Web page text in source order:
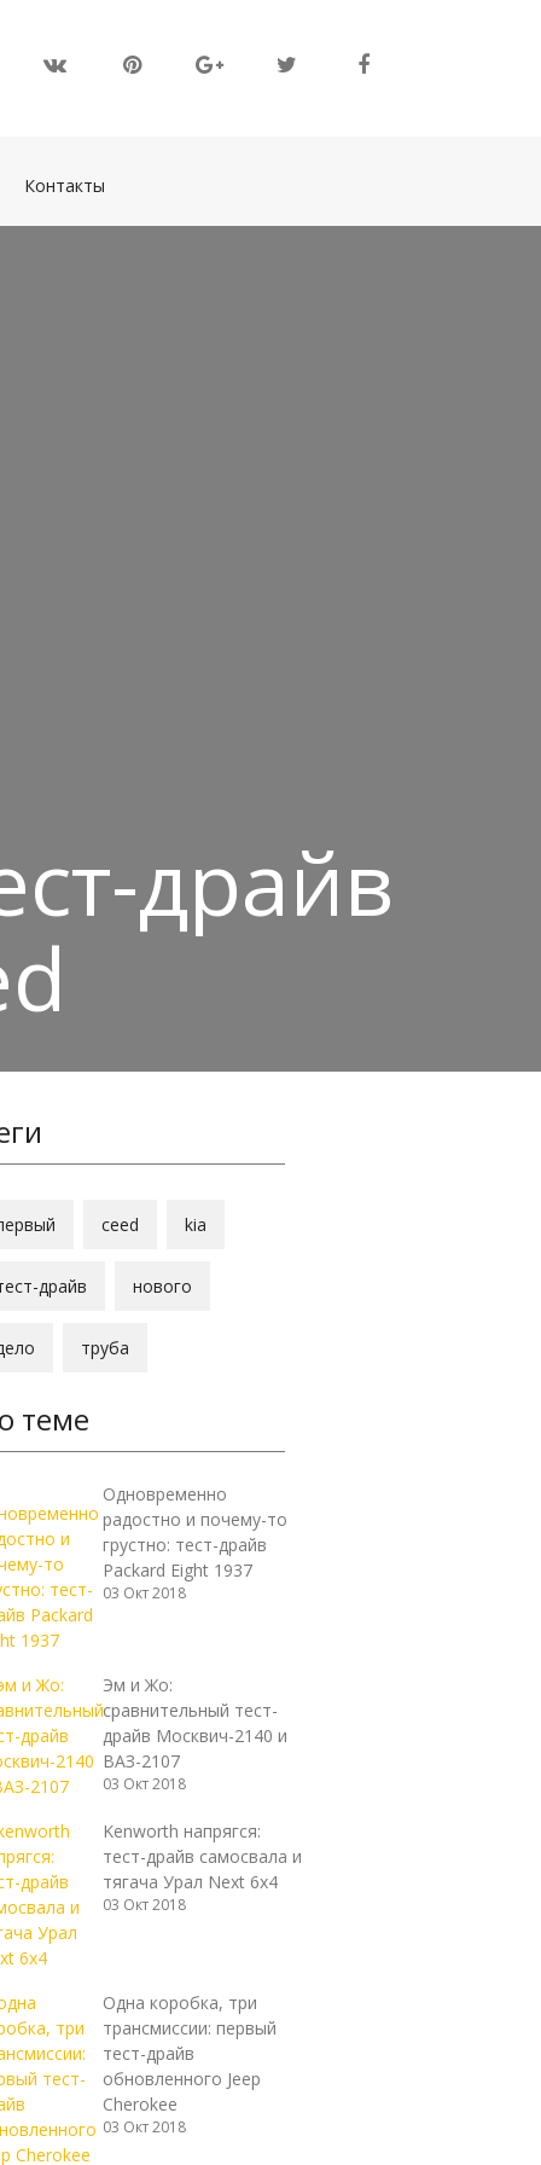
Контакты
драйв
ceed kia
драйв нового
труба
теме
Одновременно
радостно и почему-то
грустно: тест-драйв
Packard Eight 1937
03 Окт 2018
Эм и Жо:
сравнительный тест-
драйв Москвич-2140 и
ВАЗ-2107
03 Окт 2018
Kenworth напрягся:
тест-драйв самосвала и
тягача Урал Next 6х4
03 Окт 2018
Одна коробка, три
трансмиссии: первый
тест-драйв
обновленного Jeep
Cherokee
03 Окт 2018